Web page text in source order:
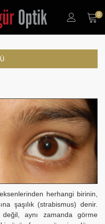
0
herhangi birinin,
şaşılık (strabismus) denir.
aynı zamanda görme